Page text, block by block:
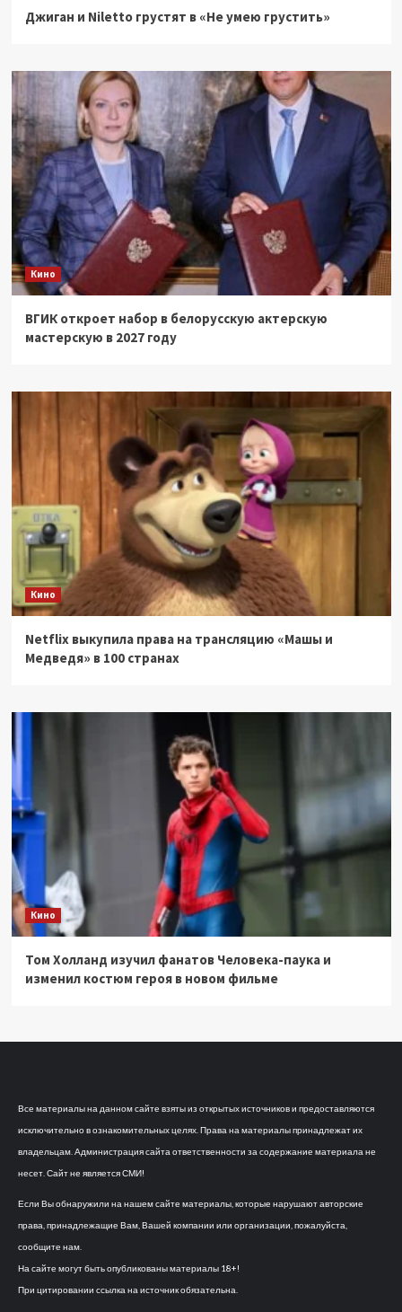
Джиган и Niletto грустят в «Не умею грустить»
Кино
ВГИК откроет набор в белорусскую актерскую
мастерскую в 2027 году
Кино
Netflix выкупила права на трансляцию «Машы и
Медведя» в 100 странах
Кино
Том Холланд изучил фанатов Человека-паука и
изменил костюм героя в новом фильме
Все материалы на данном сайте взяты из открытых источников и предоставляются
исключительно в ознакомительных целях. Права на материалы принадлежат их
владельцам. Администрация сайта ответственности за содержание материала не
несет. Сайт не является СМИ!
Если Вы обнаружили на нашем сайте материалы, которые нарушают авторские
права, принадлежащие Вам, Вашей компании или организации, пожалуйста,
сообщите нам.
На сайте могут быть опубликованы материалы 18+!
При цитировании ссылка на источник обязательна.